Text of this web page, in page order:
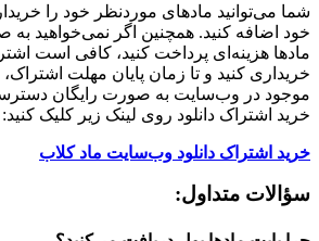
شما می‌توانید مادهای موردنظر خود را
خود اضافه کنید. همچنین اگر نمی‌خواهید به
مادها هزینه‌ای پرداخت کنید، کافی است
خریداری کنید و تا زمان پایان مهلت
موجود در وب‌سایت به صورت رایگان
خرید اشتراک دانلود روی لینک زیر کلیک کنید:
خرید اشتراک دانلود وب‌سایت ماد کلاب
سؤالات متداول: